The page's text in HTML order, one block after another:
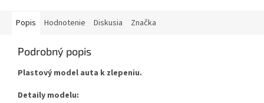
Popis Hodnotenie Diskusia Značka
Podrobný popis
Plastový model auta k zlepeniu.
Detaily modelu: